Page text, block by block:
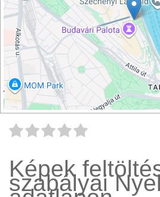
Képek
szabályai